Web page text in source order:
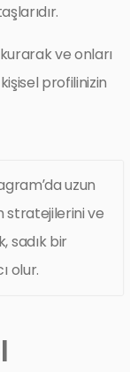
ve onları
profilinizin
uzun
stratejilerini ve
sadık bir
olur.